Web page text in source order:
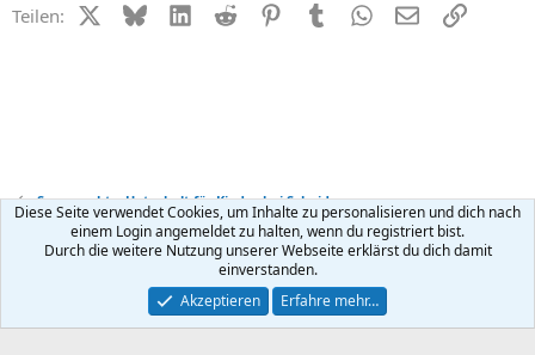
Teilen: X (Twitter)
BlueskyLinkedIn
Reddit PinterestTumblr WhatsApp
E-MailLink
Sorgerecht + Unterhalt für Kinder bei Scheidung
Kontakt Nutzungsbedingungen Datenschutz Hilfe
R
Community platform by XenForo ® © 2010-2026 XenForo Ltd.
Diese Seite verwendet Cookies, um Inhalte zu personalisieren und dich nach
einem Login angemeldet zu halten, wenn du registriert bist.
Durch die weitere Nutzung unserer Webseite erklärst du dich damit
einverstanden.
Akzeptieren
Erfahre mehr…